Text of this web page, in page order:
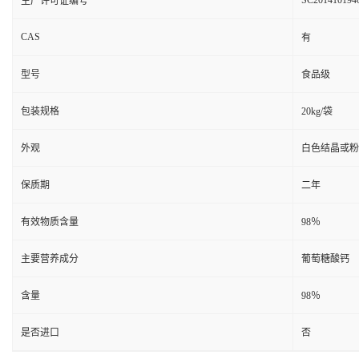
CAS 有
型号 食品级
包装规格 20kg/袋
外观 白色结晶或
保质期 二年
有效物质含量 98％
主要营养成分 葡萄糖酸钙
含量 98％
是否进口 否